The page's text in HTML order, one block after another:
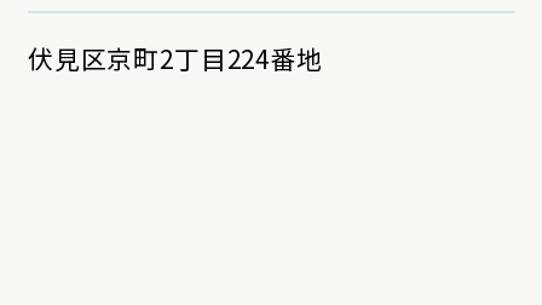
伏見区京町2丁目224番地